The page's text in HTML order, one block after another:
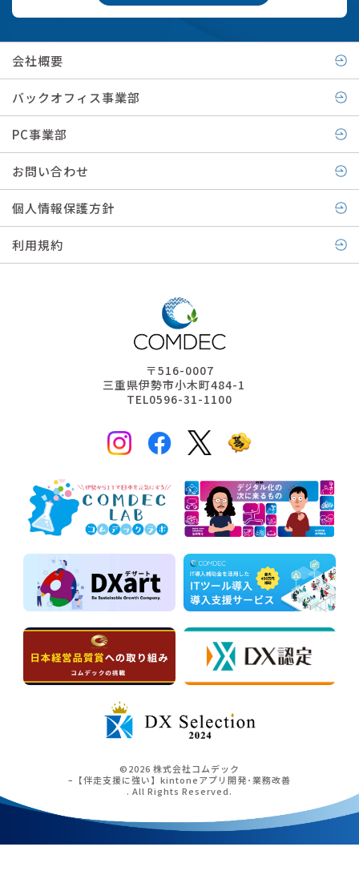
会社概要
バックオフィス事業部
PC事業部
お問い合わせ
個人情報保護方針
利用規約
〒516-0007
三重県伊勢市小木町484-1
TEL0596-31-1100
©2026 株式会社コムデック
ｰ【伴走支援に強い】kintoneアプリ開発･業務改善
. All Rights Reserved.